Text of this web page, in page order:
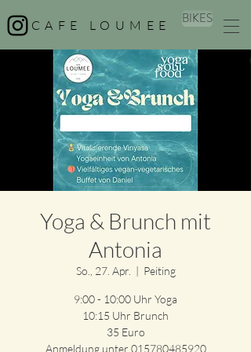
CAFE LOUMEE BIKES
Yoga & Brunch mit
Antonia
So., 27. Apr.
  |
Peiting
9:00 - 10:00 Uhr Yoga
10:15 Uhr Brunch
35 Euro
Anmeldung unter 015780485920